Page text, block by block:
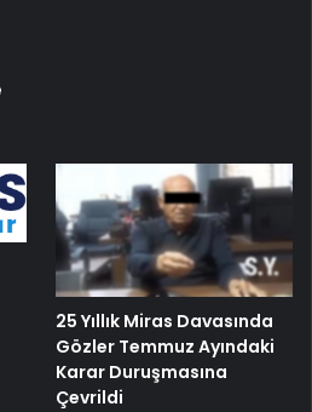
25 Yıllık Miras Davasında
Gözler Temmuz Ayındaki
Karar Duruşmasına
Çevrildi